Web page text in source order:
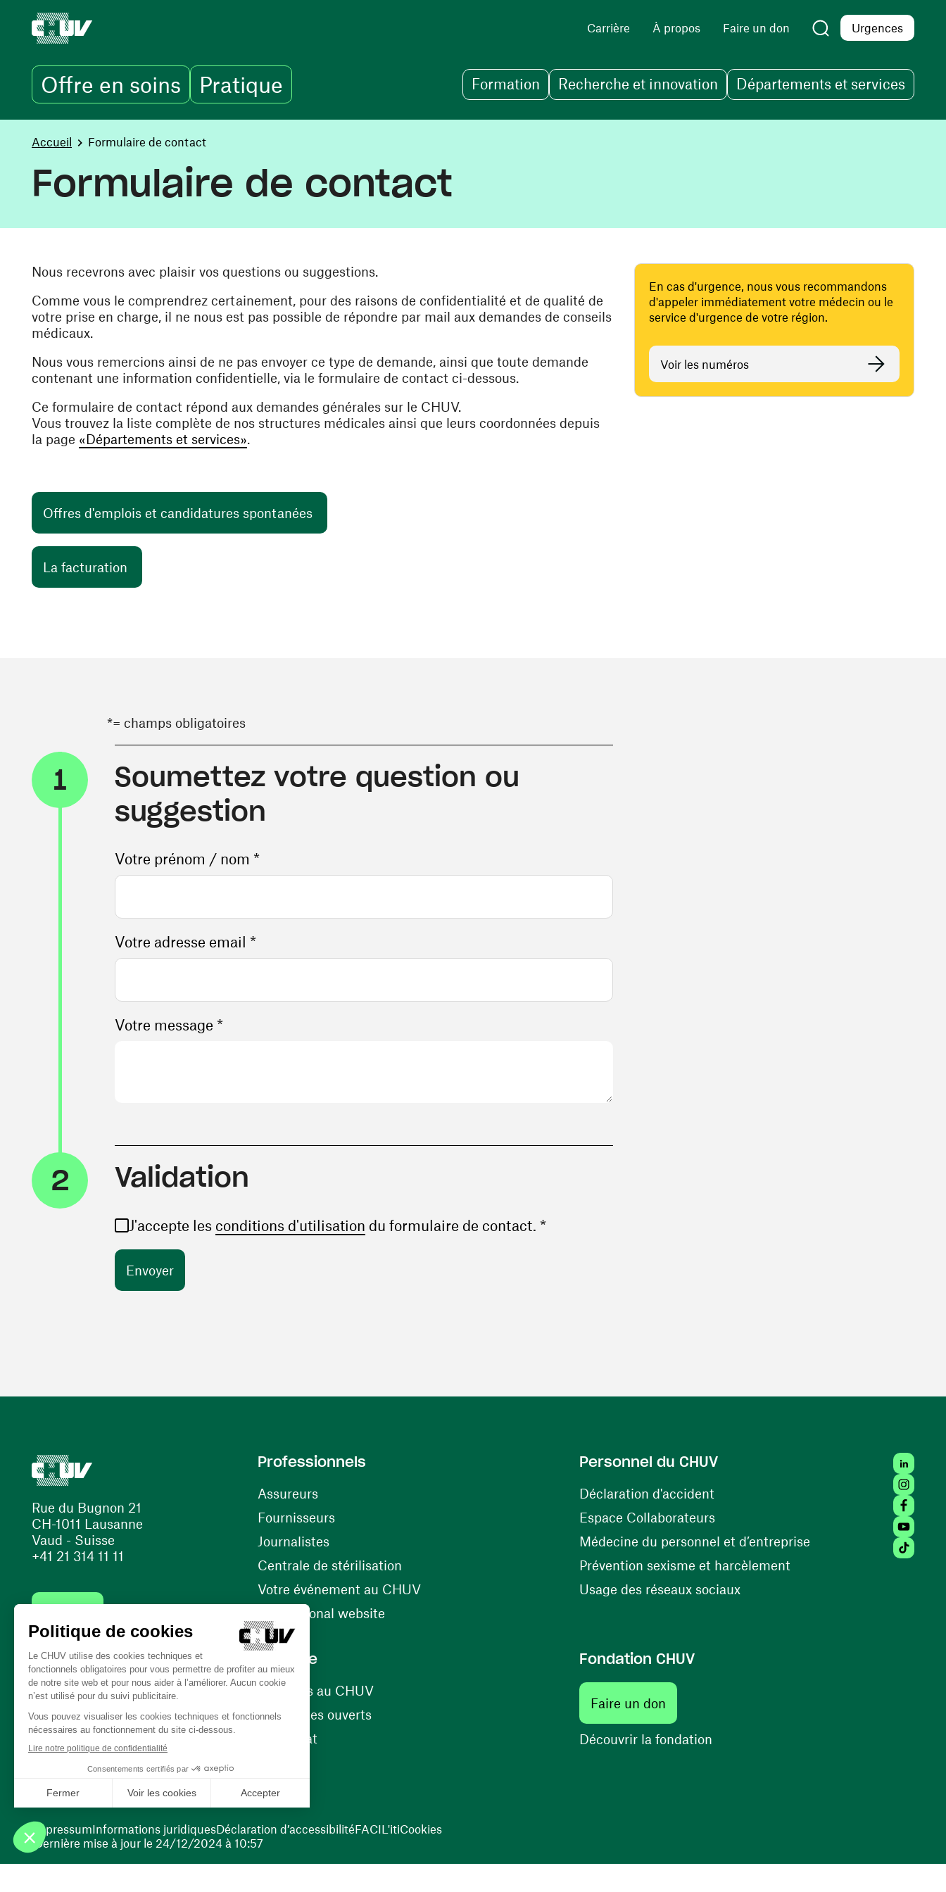
Carrière À propos Faire un don Urgences
Offre en soins Pratique Formation Recherche et innovation Départements et services
You are here:
Accueil Formulaire de contact
Formulaire de contact
Nous recevrons avec plaisir vos questions ou suggestions.
Comme vous le comprendrez certainement, pour des raisons de confidentialité et de qualité de
votre prise en charge, il ne nous est pas possible de répondre par mail aux demandes de conseils
médicaux.
Nous vous remercions ainsi de ne pas envoyer ce type de demande, ainsi que toute demande
contenant une information confidentielle, via le formulaire de contact ci-dessous.
Ce formulaire de contact répond aux demandes générales sur le CHUV.
Vous trouvez la liste complète de nos structures médicales ainsi que leurs coordonnées depuis
la page «Départements et services».
Offres d'emplois et candidatures spontanées
La facturation
En cas d'urgence, nous vous recommandons
d'appeler immédiatement votre médecin ou le
service d'urgence de votre région.
Voir les numéros
*= champs obligatoires
1
Soumettez votre question ou
suggestion
Votre prénom / nom *
Votre adresse email *
Votre message *
2 Validation
J'accepte les conditions d'utilisation (ouvre une nouvelle fenêtre)
du formulaire de contact. *
Rue du Bugnon 21
CH-1011 Lausanne
Vaud - Suisse
+41 21 314 11 11
(ouvre une nouvelle fenêtre)
(ouvre une nouvelle fenêtre)
Professionnels
Assureurs
Fournisseurs(ouvre une nouvelle fenêtre)
Journalistes
Centrale de stérilisation
Votre événement au CHUV(ouvre une nouvelle fenêtre)
International website
Personnel du CHUV
Déclaration d'accident(ouvre une nouvelle fenêtre)
Espace Collaborateurs(ouvre une nouvelle fenêtre)
Médecine du personnel et d’entreprise(ouvre une nouvelle
Prévention sexisme et harcèlement(ouvre une nouvelle
Usage des réseaux sociaux(ouvre une nouvelle fenêtre)
Carrière
Carrières au CHUV(ouvre une nouvelle fenêtre)
Nos postes ouverts(ouvre une nouvelle fenêtre)
Bénévolat
Fondation CHUV
Faire un don(ouvre une nouvelle fenêtre)
Découvrir la fondation(ouvre une nouvelle fenêtre)
Tiktok
Dernière mise à jour le 24/12/2024 à 10:57
ImpressumInformations juridiquesDéclaration d’accessibilitéFACIL'itiCookies